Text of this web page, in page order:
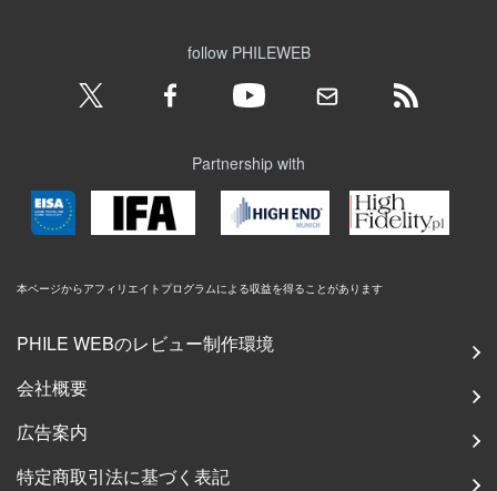
follow PHILEWEB
Partnership with
本ページからアフィリエイトプログラムによる収益を得ることがあります
PHILE WEBのレビュー制作環境
会社概要
広告案内
特定商取引法に基づく表記